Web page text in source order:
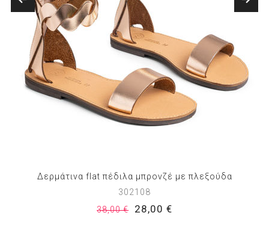
Δερμάτινα flat πέδιλα μπρονζέ με πλεξούδα
302108
38,00 €
28,00 €